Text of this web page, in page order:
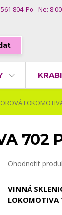
804 Po - Ne:
702
Ohodnotit
VINNÁ
LOKOMOTIVA